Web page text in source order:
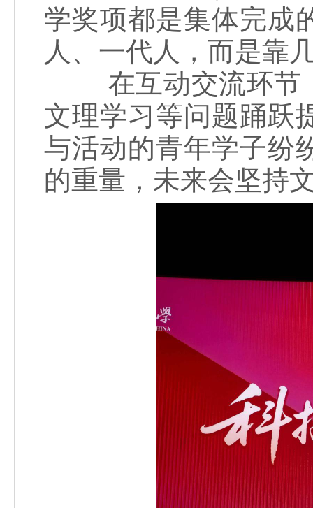
学奖项都是集体完成
人、一代人，而是靠
在互动交流环节，
文理学习等问题踊跃
与活动的青年学子纷
的重量，未来会坚持